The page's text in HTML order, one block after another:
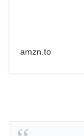
amzn.to